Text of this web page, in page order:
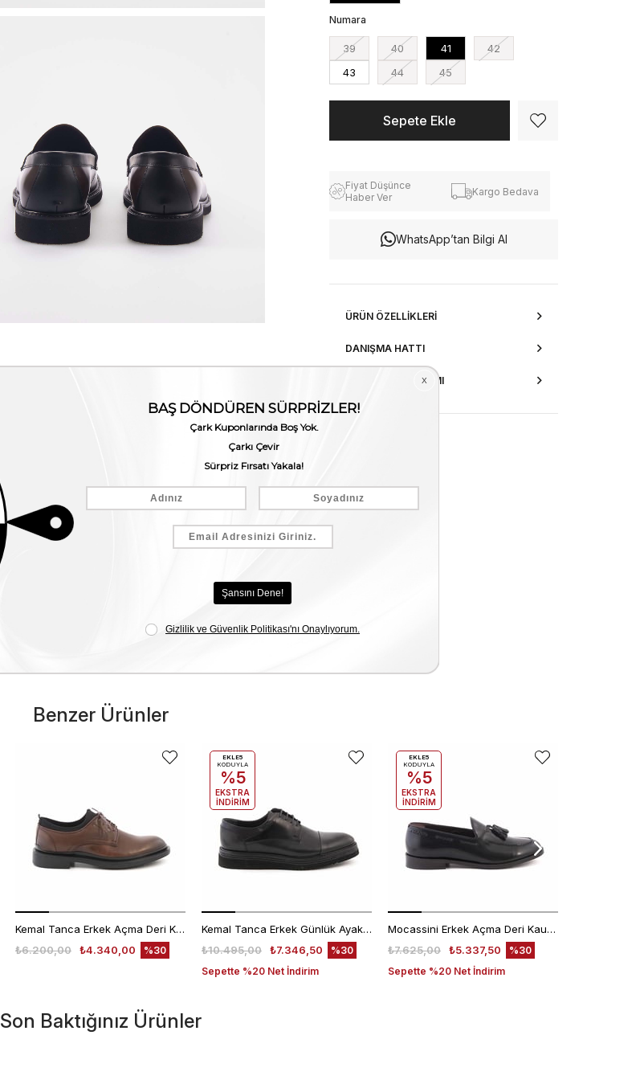
Numara
39 40 41
42
43
44 45
Fiyat Düşünce
Haber Ver
Kargo Bedava
WhatsApp’tan Bilgi Al
ÜRÜN ÖZELLIKLERI
DANIŞMA HATTI
AKSESUAR ONARIMI
Benzer Ürünler
Kemal Tanca Erkek Açma Deri Kahverengi Bağcıklı Klasik Ayakkabı Kauçuk Taban 0189
₺4.340,00
₺6.200,00 %30
Kemal Tanca Erkek Günlük Ayakkabı 9430-1
₺7.346,50
₺10.495,00
Sepette %20 Net İndirim
%30
EKLE5
KODUYLA
%5
EKSTRA
İNDİRİM
Mocassini Erkek Açma Deri Kauçuk Taban Siyah Günlük Ayakkabı
₺5.337,50
₺7.625,00
Sepette %20 Net İndirim
%30
EKLE5
KODUYLA
%5
EKSTRA
İNDİRİM
Son Baktığınız Ürünler